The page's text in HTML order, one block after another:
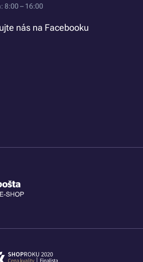
8:00 – 16:00
nás na Facebooku